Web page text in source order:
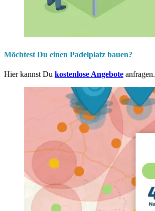
Möchtest Du einen Padelplatz bauen?
Hier kannst Du kostenlose Angebote anfragen.